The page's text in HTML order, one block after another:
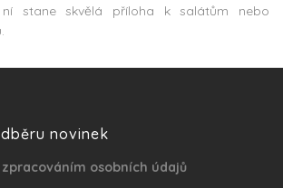
stane skvělá příloha k salátům nebo
novinek
zpracováním osobních údajů